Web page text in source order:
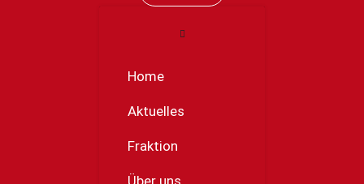
Home
Aktuelles
Fraktion